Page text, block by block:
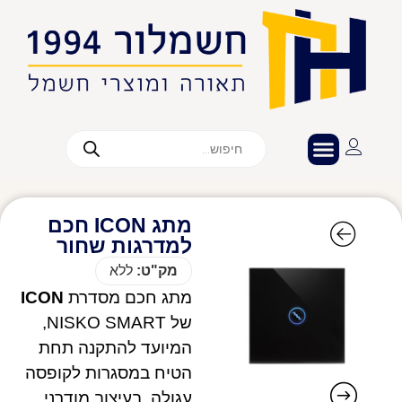
מתג ICON חכם
למדרגות שחור
מק"ט: ללא
מתג חכם מסדרת ICON
של NISKO SMART,
המיועד להתקנה תחת
הטיח במסגרות לקופסה